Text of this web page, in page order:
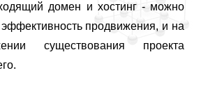
домен и хостинг - можно
продвижения, и на
существования проекта